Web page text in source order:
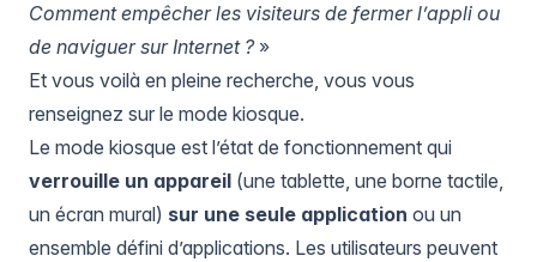
Comment empêcher les visiteurs de fermer l’appli ou
de naviguer sur Internet ?»
Et vous voilà en pleine recherche, vous vous
renseignez sur le mode kiosque.
Le mode kiosque est l’état de fonctionnement qui
verrouille un appareil (une tablette, une borne tactile,
un écran mural) sur une seule application ou un
ensemble défini d’applications. Les utilisateurs peuvent